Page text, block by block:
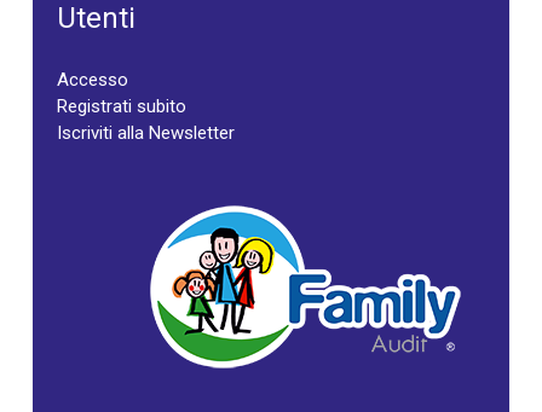
Utenti
Accesso
Registrati subito
Iscriviti alla Newsletter